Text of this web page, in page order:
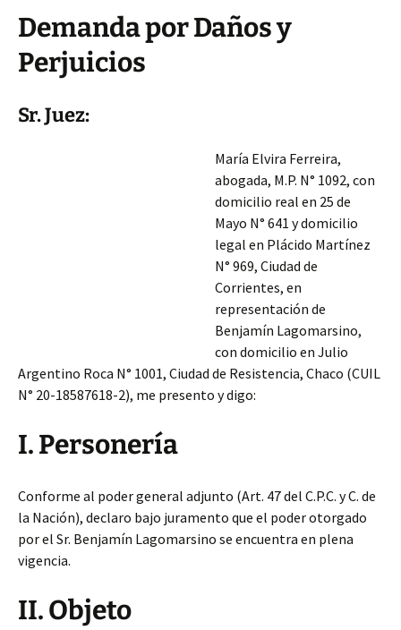
Demanda por Daños y
Perjuicios
Sr. Juez:
María Elvira Ferreira,
abogada, M.P. N° 1092, con
domicilio real en 25 de
Mayo N° 641 y domicilio
legal en Plácido Martínez
N° 969, Ciudad de
Corrientes, en
representación de
Benjamín Lagomarsino,
con domicilio en Julio
Argentino Roca N° 1001, Ciudad de Resistencia, Chaco (CUIL
N° 20-18587618-2), me presento y digo:
I. Personería
Conforme al poder general adjunto (Art. 47 del C.P.C. y C. de
la Nación), declaro bajo juramento que el poder otorgado
por el Sr. Benjamín Lagomarsino se encuentra en plena
vigencia.
II. Objeto